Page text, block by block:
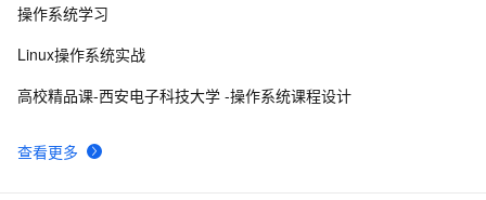
8 请介绍一下鸿蒙操作系统的应用开发框架和工具。
查看更多
操作系统学习
Linux操作系统实战
高校精品课-西安电子科技大学 -操作系统课程设计